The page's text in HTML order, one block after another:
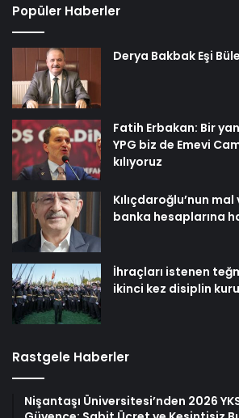
Popüler Haberler
Derya Bakbak Eşi
Fatih Erbakan: Bir
YPG biz de Emevi
kılıyoruz
Kılıçdaroğlu’nun mal
banka hesaplarına
İhraçları istenen
ikinci kez disiplin
Rastgele Haberler
Nişantaşı Üniversitesi’nden 2026